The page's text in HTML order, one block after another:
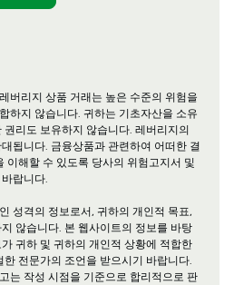
버리지 상품 거래는 높은 수준의 위험을
하지 않습니다. 귀하는 기초자산을 소유
리도 보유하지 않습니다. 레버리지의
됩니다. 금융상품과 관련하여 어떠한 결
이해할 수 있도록 당사의 위험고지서 및
랍니다.
성격의 정보로서, 귀하의 개인적 목표,
않습니다. 본 웹사이트의 정보를 바탕
귀하 및 귀하의 개인적 상황에 적합한
전문가의 조언을 받으시기 바랍니다.
는 작성 시점을 기준으로 합리적으로 판